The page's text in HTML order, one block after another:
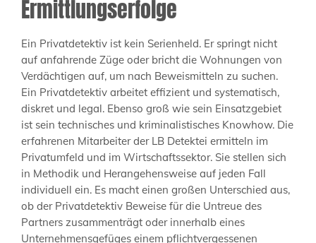
Ermittlungserfolge
Ein Privatdetektiv ist kein Serienheld. Er springt nicht
auf anfahrende Züge oder bricht die Wohnungen von
Verdächtigen auf, um nach Beweismitteln zu suchen.
Ein Privatdetektiv arbeitet effizient und systematisch,
diskret und legal. Ebenso groß wie sein Einsatzgebiet
ist sein technisches und kriminalistisches Knowhow. Die
erfahrenen Mitarbeiter der LB Detektei ermitteln im
Privatumfeld und im Wirtschaftssektor. Sie stellen sich
in Methodik und Herangehensweise auf jeden Fall
individuell ein. Es macht einen großen Unterschied aus,
ob der Privatdetektiv Beweise für die Untreue des
Partners zusammenträgt oder innerhalb eines
Unternehmensgefüges einem pflichtvergessenen